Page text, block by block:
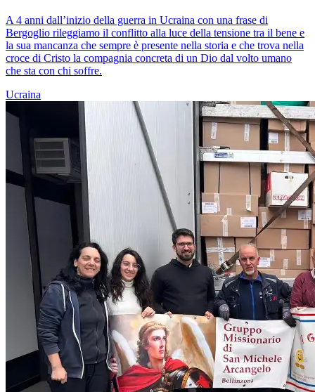
A 4 anni dall’inizio della guerra in Ucraina con una frase di
Bergoglio rileggiamo il conflitto alla luce della tensione tra il bene e
la sua mancanza che sempre è presente nella storia e che trova nella
croce di Cristo la compagnia concreta di un Dio dal volto umano
che sta con chi soffre.
Ucraina